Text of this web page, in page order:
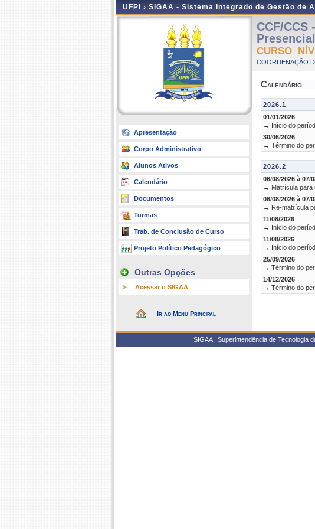
UFPI › SIGAA - Sistema Integrado de Gestão de
Apresentação
Corpo Administrativo
Alunos Ativos
Calendário
Documentos
Turmas
Trab. de Conclusão de Curso
Projeto Político Pedagógico
Outras Opções
Acessar o SIGAA
Ir ao Menu Principal
CCF/CCS
CURSO
COORDENAÇÃO
Calendário
2026.1
01/01/2026
→ Início do
30/06/2026
→ Término do
2026.2
06/08/2026 à 07/
→ Matrícula para
06/08/2026 à 07/
→ Re-matrícula
11/08/2026
→ Início do
11/08/2026
→ Início do
25/09/2026
→ Término do
14/12/2026
→ Término do
SIGAA | Superintendência de Tecnologia